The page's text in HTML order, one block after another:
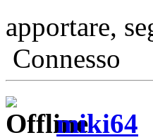
apportare,
Connesso
miki64